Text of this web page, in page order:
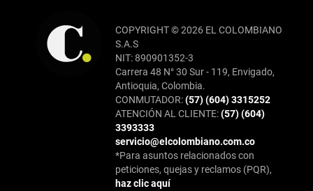
COPYRIGHT © 2026 EL COLOMBIANO
S.A.S
NIT: 890901352-3
Carrera 48 N° 30 Sur - 119, Envigado,
Antioquia, Colombia.
CONMUTADOR:(57) (604) 3315252
ATENCIÓN AL CLIENTE:(57) (604)
3393333
servicio@elcolombiano.com.co
*Para asuntos relacionados con
peticiones, quejas y reclamos (PQR),
haz clic aquí